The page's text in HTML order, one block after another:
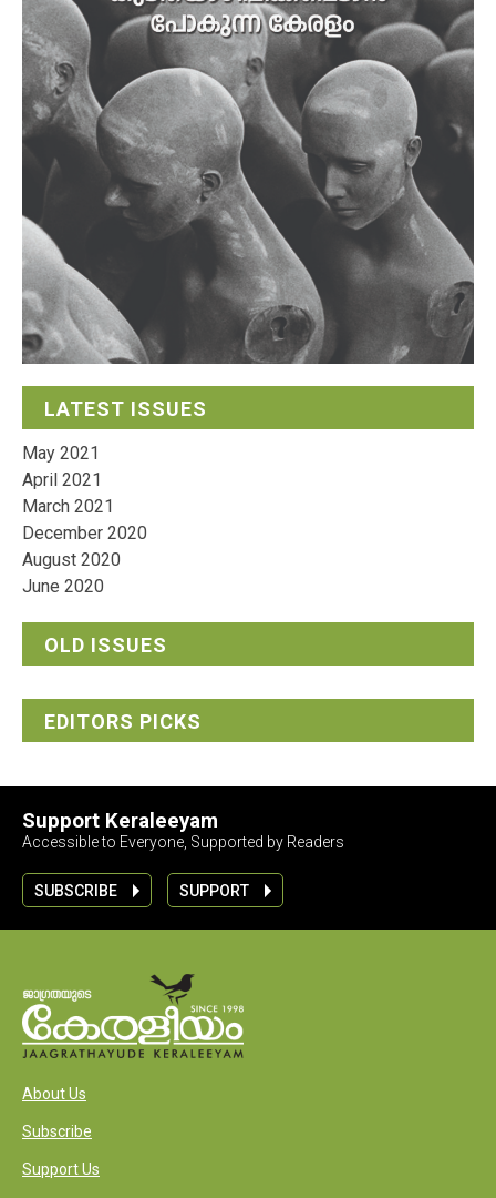
LATEST ISSUES
May 2021
April 2021
March 2021
December 2020
August 2020
June 2020
OLD ISSUES
EDITORS PICKS
Support Keraleeyam
Accessible to Everyone, Supported by Readers
SUBSCRIBE SUPPORT
About Us
Subscribe
Support Us